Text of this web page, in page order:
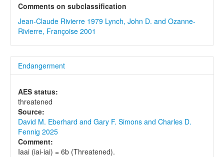
Comments on subclassification
Jean-Claude Rivierre 1979 Lynch, John D. and Ozanne-
Rivierre, Françoise 2001
Endangerment
AES status:
threatened
Source:
David M. Eberhard and Gary F. Simons and Charles D.
Fennig 2025
Comment:
Iaai (iai-iai) = 6b (Threatened).